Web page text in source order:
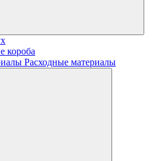
короба
Расходные материалы